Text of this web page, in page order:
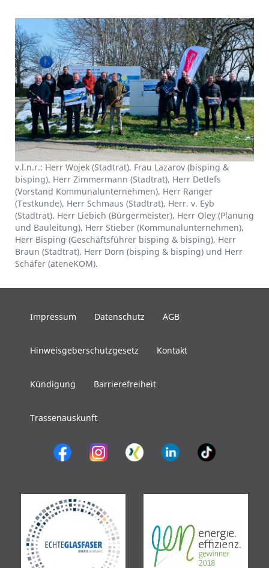
v.l.n.r.: Herr Wojek (Stadtrat), Frau Lazarov (bisping &
bisping), Herr Zimmermann (Stadtrat), Herr Detlefs
(Vorstand Kommunalunternehmen), Herr Ranger
(Testkunde), Herr Schmaus (Stadtrat), Herr. v. Eyb
(Stadtrat), Herr Liebich (Bürgermeister), Herr Oley (Planung
und Bauleitung), Herr Stieber (Kommunalunternehmen),
Herr Bisping (Geschäftsführer bisping & bisping), Herr
Braun (Stadtrat), Herr Dorn (bisping & bisping) und Herr
Schäfer (ateneKOM).
Impressum Datenschutz AGB
Hinweisgeberschutzgesetz Kontakt
Kündigung Barrierefreiheit
Trassenauskunft